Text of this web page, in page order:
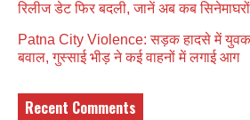
रिलीज डेट फिर बदली, जानें अब कब
Patna City Violence: सड़क हादसे में युवक
बवाल, गुस्साई भीड़ ने कई वाहनों में लगाई आग
Recent Comments